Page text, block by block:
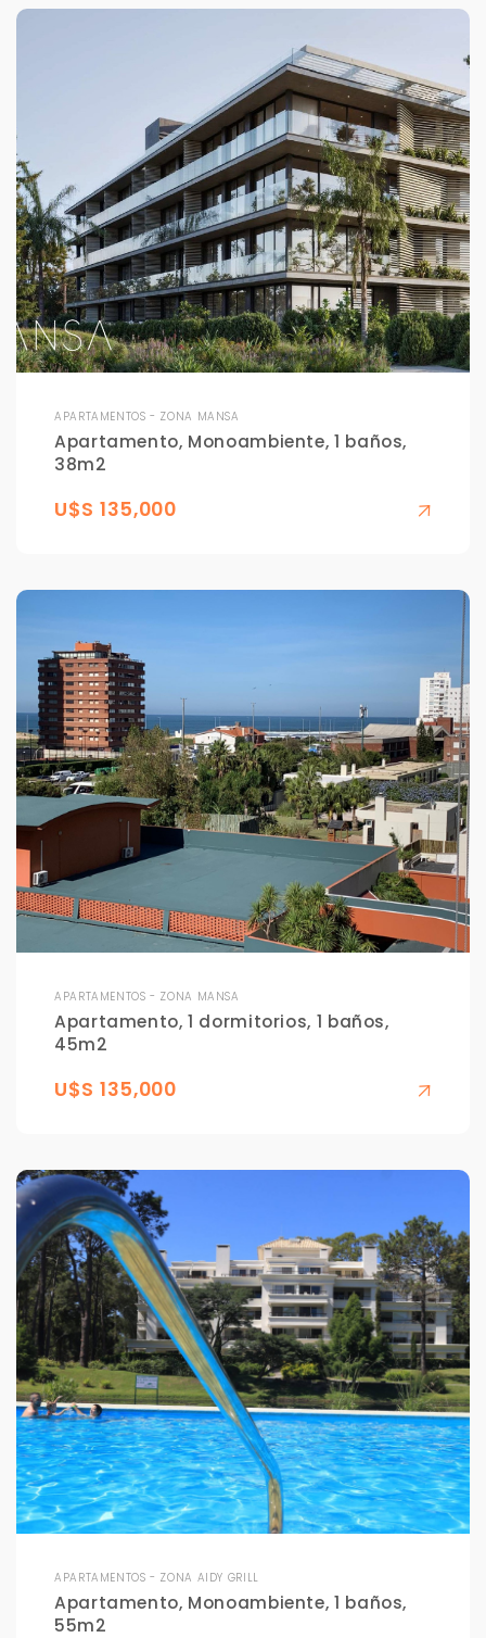
APARTAMENTOS - ZONA MANSA
Apartamento, Monoambiente, 1 baños,
38m2
U$S 135,000
APARTAMENTOS - ZONA MANSA
Apartamento, 1 dormitorios, 1 baños,
45m2
U$S 135,000
APARTAMENTOS - ZONA AIDY GRILL
Apartamento, Monoambiente, 1 baños,
55m2